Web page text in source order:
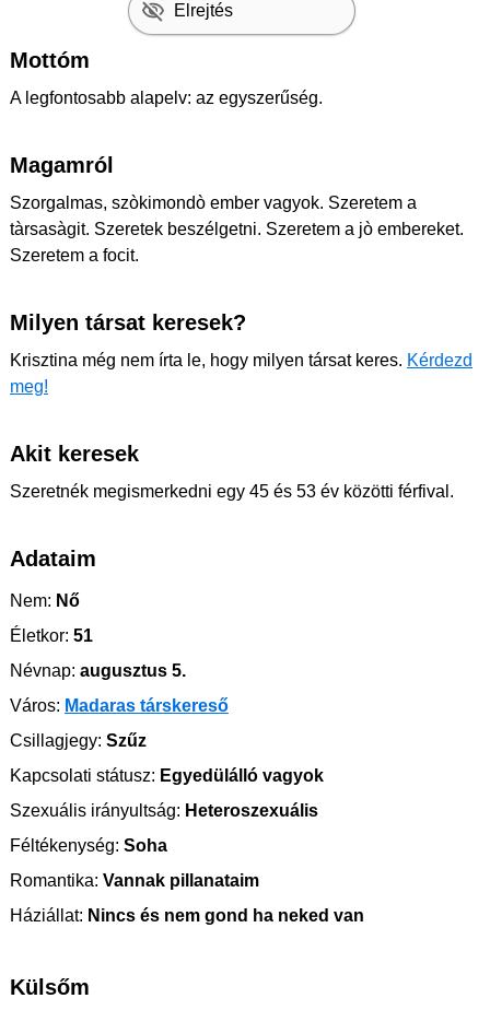
Elrejtés
Mottóm
A legfontosabb alapelv: az egyszerűség.
Magamról
Szorgalmas, szòkimondò ember vagyok. Szeretem a
tàrsasàgit. Szeretek beszélgetni. Szeretem a jò embereket.
Szeretem a focit.
Milyen társat keresek?
Krisztina még nem írta le, hogy milyen társat keres. Kérdezd
meg!
Akit keresek
Szeretnék megismerkedni egy 45 és 53 év közötti férfival.
Adataim
Nem: Nő
Életkor: 51
Névnap: augusztus 5.
Város: Madaras társkereső
Csillagjegy: Szűz
Kapcsolati státusz: Egyedülálló vagyok
Szexuális irányultság: Heteroszexuális
Féltékenység: Soha
Romantika: Vannak pillanataim
Háziállat: Nincs és nem gond ha neked van
Külsőm